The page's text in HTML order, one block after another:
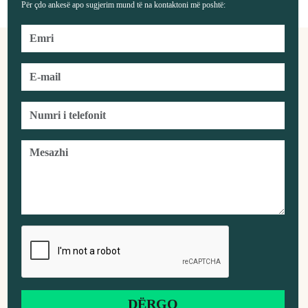
Për çdo ankesë apo sugjerim mund të na kontaktoni më poshtë: